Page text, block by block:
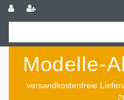
Modelle-
versandkostenfreie